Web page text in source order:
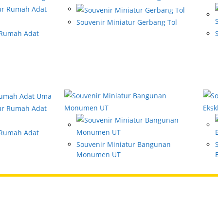
Adat
Souvenir Miniatur Gerbang Tol
Adat
Souvenir Miniatur Bangunan
Monumen UT